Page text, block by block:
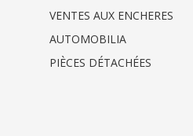
VENTES AUX ENCHERES
AUTOMOBILIA
PIÈCES DÉTACHÉES